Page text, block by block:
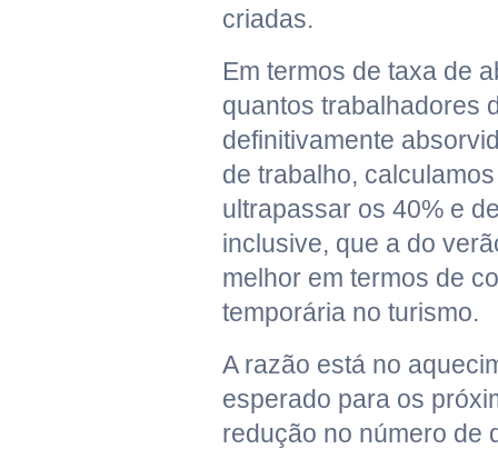
criadas.
Em termos de taxa de
quantos trabalhadores
definitivamente
de trabalho,
ultrapassar os 40% e
inclusive, que a do
melhor em termos de
temporária no turismo.
A razão está no
esperado para os
redução no número de